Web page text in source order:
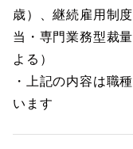
歳）、継続雇用制
当・専門業務型裁
よる）
・上記の内容は職
います